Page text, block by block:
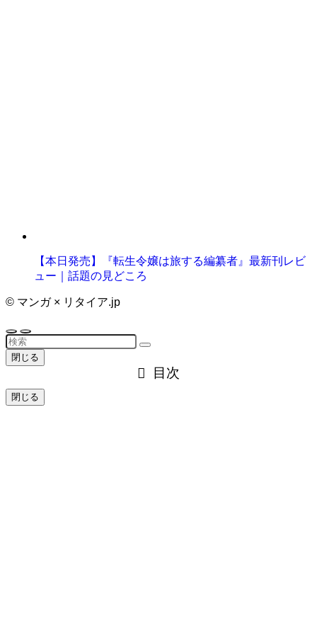
【本日発売】『転生令嬢は旅する編纂者』最新刊レビ
ュー｜話題の見どころ
© マンガ × リタイア.jp
閉じる
目次
閉じる